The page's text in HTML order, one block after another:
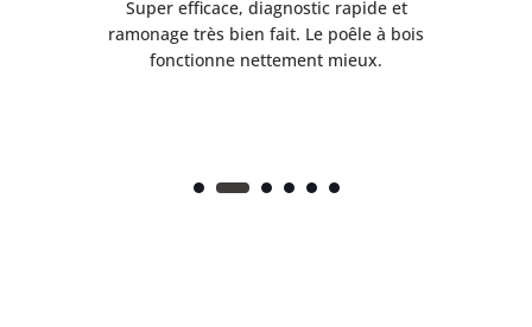
Super efficace, diagnostic rapide et
ramonage très bien fait. Le poêle à bois
fonctionne nettement mieux.